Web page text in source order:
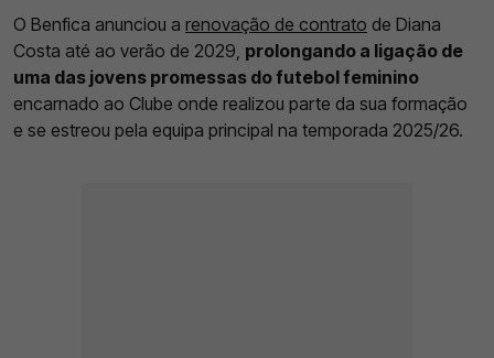
O Benfica anunciou a renovação de contrato de Diana
Costa até ao verão de 2029, prolongando a ligação de
uma das jovens promessas do futebol feminino
encarnado ao Clube onde realizou parte da sua formação
e se estreou pela equipa principal na temporada 2025/26.